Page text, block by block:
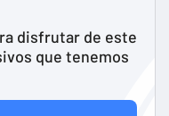
disfrutar de este
que tenemos